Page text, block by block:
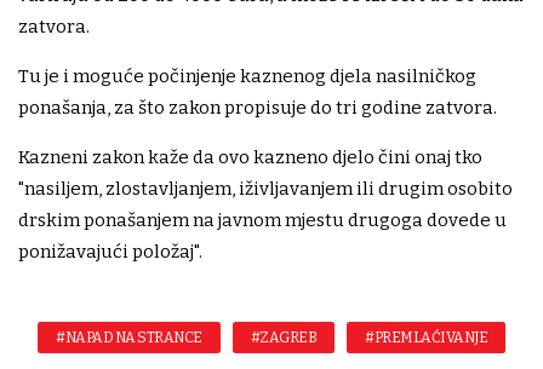
zatvora.
Tu je i moguće počinjenje kaznenog djela nasilničkog
ponašanja, za što zakon propisuje do tri godine zatvora.
Kazneni zakon kaže da ovo kazneno djelo čini onaj tko
"nasiljem, zlostavljanjem, iživljavanjem ili drugim osobito
drskim ponašanjem na javnom mjestu drugoga dovede u
ponižavajući položaj".
#NAPAD NA STRANCE #ZAGREB #PREMLAĆIVANJE